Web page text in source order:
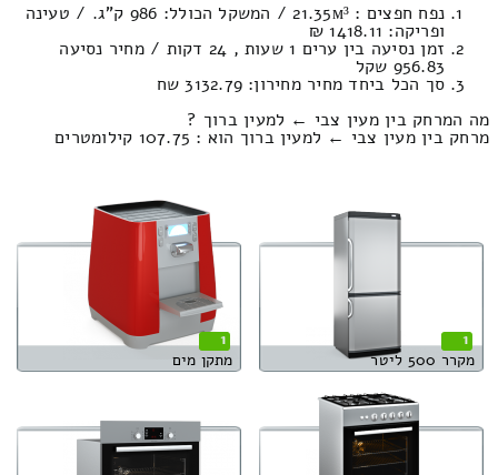
נפח חפצים : 21.35м³ / המשקל הכולל: 986 ק”ג. / טעינה
ופריקה: 1418.11 ₪
זמן נסיעה בין ערים 1 שעות , 24 דקות / מחיר נסיעה
956.83 שקל
סך הכל ביחד מחיר מחירון: 3132.79 שח
מה המרחק בין מעין צבי ← למעין ברוך ?
מרחק בין מעין צבי ← למעין ברוך הוא : 107.75 קילומטרים
1
מקרר 500 ליטר
1
מתקן מים